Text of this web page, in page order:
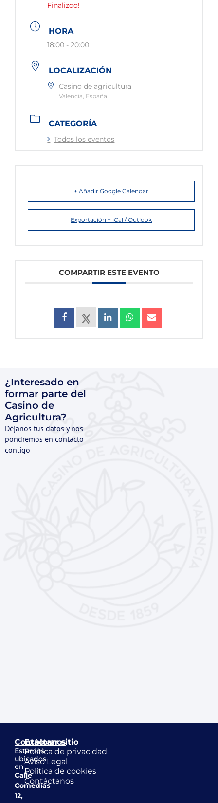
Finalizdo!
HORA
18:00 - 20:00
LOCALIZACIÓN
Casino de agricultura
Valencia, España
CATEGORÍA
Todos los eventos
+ Añadir Google Calendar
Exportación + iCal / Outlook
COMPARTIR ESTE EVENTO
¿Interesado en
formar parte del
Casino de
Agricultura?
Déjanos tus datos y nos
pondremos en contacto
contigo
Contáctanos
Estamos
ubicados
en
Calle
Comedias
12,
Explorar sitio
Política de privacidad
Aviso Legal
Política de cookies
Contáctanos